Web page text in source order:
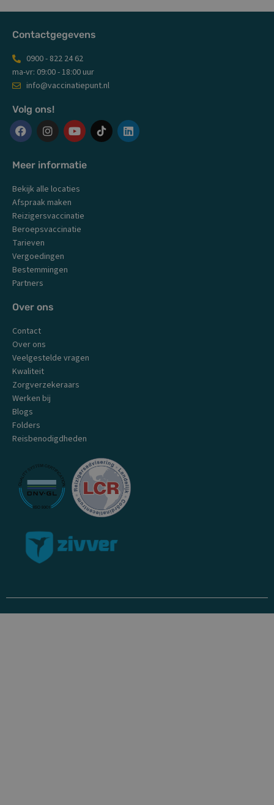
Contactgegevens
0900 - 822 24 62
ma-vr: 09:00 - 18:00 uur
info@vaccinatiepunt.nl
Volg ons!
F
c
e
b
o
o
k
I
s
t
a
g
r
a
m
Y
u
t
b
L
Meer informatie
Bekijk alle locaties
Afspraak maken
Reizigersvaccinatie
Beroepsvaccinatie
Tarieven
Vergoedingen
Bestemmingen
Partners
Over ons
Contact
Over ons
Veelgestelde vragen
Kwaliteit
Zorgverzekeraars
Werken bij
Blogs
Folders
Reisbenodigdheden